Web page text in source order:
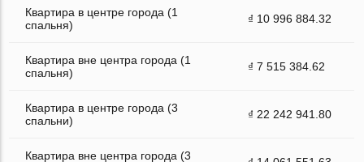
Квартира в центре города (1
спальня)
₫ 10 996 884.32
Квартира вне центра города (1
спальня)
₫ 7 515 384.62
Квартира в центре города (3
спальни)
₫ 22 242 941.80
Квартира вне центра города (3